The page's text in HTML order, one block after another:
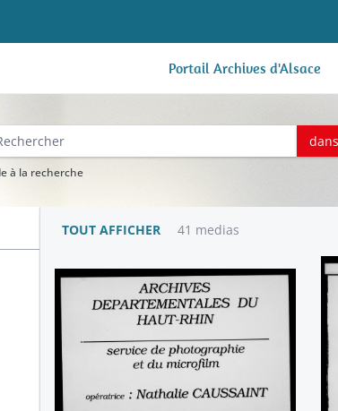
Portail Archives d'Alsace
à la recherche
TOUT AFFICHER 41 medias